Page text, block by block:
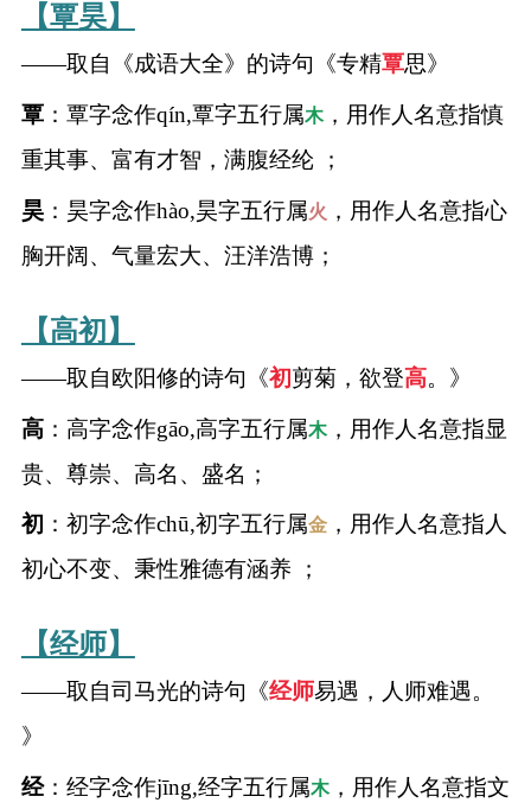
【覃昊】
——取自《成语大全》的诗句《专精覃思》
覃：覃字念作qín,覃字五行属木，用作人名意指慎
重其事、富有才智，满腹经纶 ；
昊：昊字念作hào,昊字五行属火 ，用作人名意指心
胸开阔、气量宏大、汪洋浩博；
【高初】
——取自欧阳修的诗句《初剪菊，欲登高。》
高：高字念作gāo,高字五行属木，用作人名意指显
贵、尊崇、高名、盛名；
初 ：初字念作chū,初字五行属金，用作人名意指人
初心不变、秉性雅德有涵养 ；
【经师】
——取自司马光的诗句《经师易遇，人师难遇。
》
经：经字念作jīng,经字五行属木，用作人名意指文